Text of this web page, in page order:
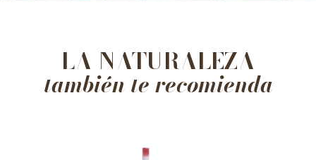
LA NATURALEZA
también te recomienda